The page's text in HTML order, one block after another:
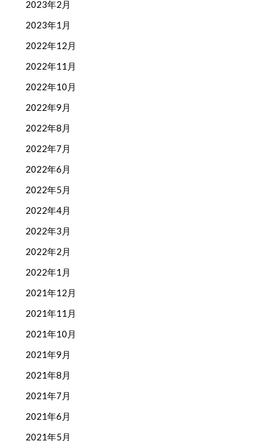
2023年2月
2023年1月
2022年12月
2022年11月
2022年10月
2022年9月
2022年8月
2022年7月
2022年6月
2022年5月
2022年4月
2022年3月
2022年2月
2022年1月
2021年12月
2021年11月
2021年10月
2021年9月
2021年8月
2021年7月
2021年6月
2021年5月